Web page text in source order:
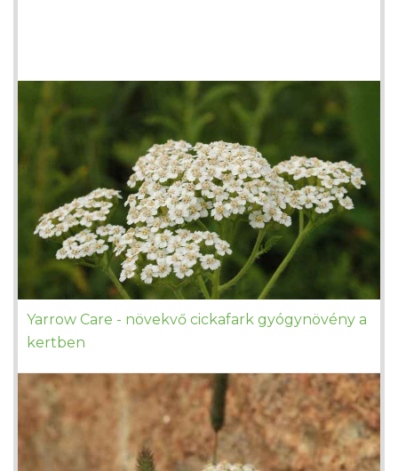
Yarrow Care - növekvő cickafark gyógynövény a
kertben